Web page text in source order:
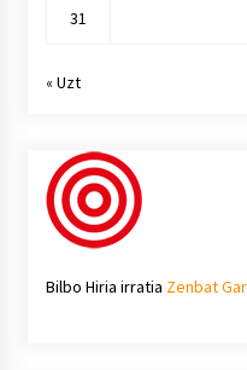
31
« Uzt
Bilbo Hiria irratia Zenbat